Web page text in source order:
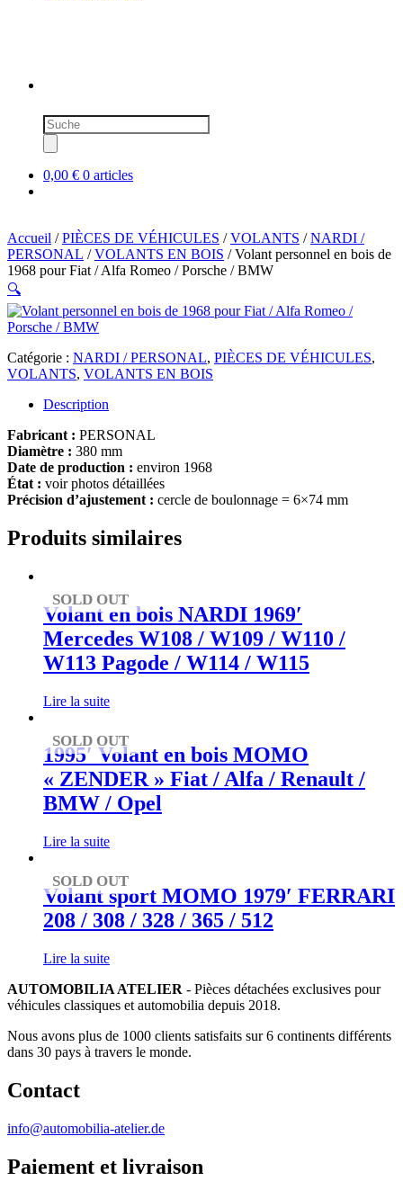
Recherche
de
produits
0,00 € 0 articles
Accueil /PIÈCES DE VÉHICULES /VOLANTS /NARDI /
PERSONAL /VOLANTS EN BOIS / Volant personnel en bois de
1968 pour Fiat / Alfa Romeo / Porsche / BMW
🔍
Catégorie : NARDI / PERSONAL, PIÈCES DE VÉHICULES,
VOLANTS, VOLANTS EN BOIS
Description
Fabricant : PERSONAL
Diamètre : 380 mm
Date de production : environ 1968
État : voir photos détaillées
Précision d’ajustement : cercle de boulonnage = 6×74 mm
Produits similaires
SOLD OUT
Volant en bois NARDI 1969′
Mercedes W108 / W109 / W110 /
W113 Pagode / W114 / W115
Lire la suite
SOLD OUT
1995′ Volant en bois MOMO
« ZENDER » Fiat / Alfa / Renault /
BMW / Opel
Lire la suite
SOLD OUT
Volant sport MOMO 1979′ FERRARI
208 / 308 / 328 / 365 / 512
Lire la suite
AUTOMOBILIA ATELIER - Pièces détachées exclusives pour
véhicules classiques et automobilia depuis 2018.
Nous avons plus de 1000 clients satisfaits sur 6 continents différents
dans 30 pays à travers le monde.
Contact
info@automobilia-atelier.de
Paiement et livraison